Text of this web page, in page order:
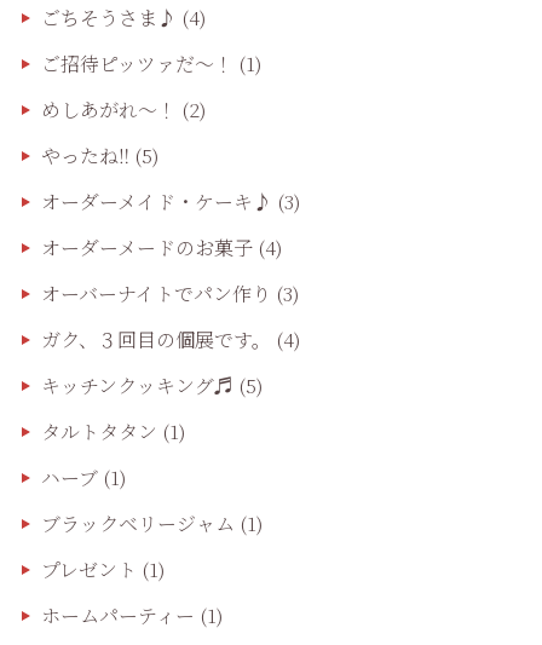
ごちそうさま♪ (4)
ご招待ピッツァだ〜！ (1)
めしあがれ～！ (2)
やったね‼️ (5)
オーダーメイド・ケーキ♪ (3)
オーダーメードのお菓子(4)
オーバーナイトでパン作り (3)
ガク、３回目の個展です。
(4)
キッチンクッキング♬ (5)
タルトタタン (1)
ハーブ(1)
ブラックベリージャム (1)
プレゼント (1)
ホームパーティー (1)